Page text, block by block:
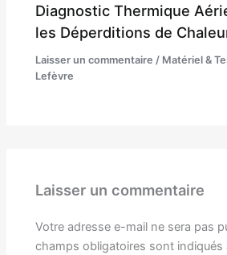
Diagnostic Thermique
les Déperditions de
Laisser un commentaire / Matériel &
Lefèvre
Laisser un commentaire
Votre adresse e-mail ne sera pas
champs obligatoires sont indiqués